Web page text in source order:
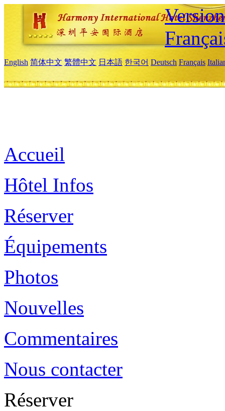
English 简体中文 繁體中文 日本語 한국어 Deutsch Français
Accueil
Hôtel Infos
Réserver
Équipements
Photos
Nouvelles
Commentaires
Nous contacter
Réserver